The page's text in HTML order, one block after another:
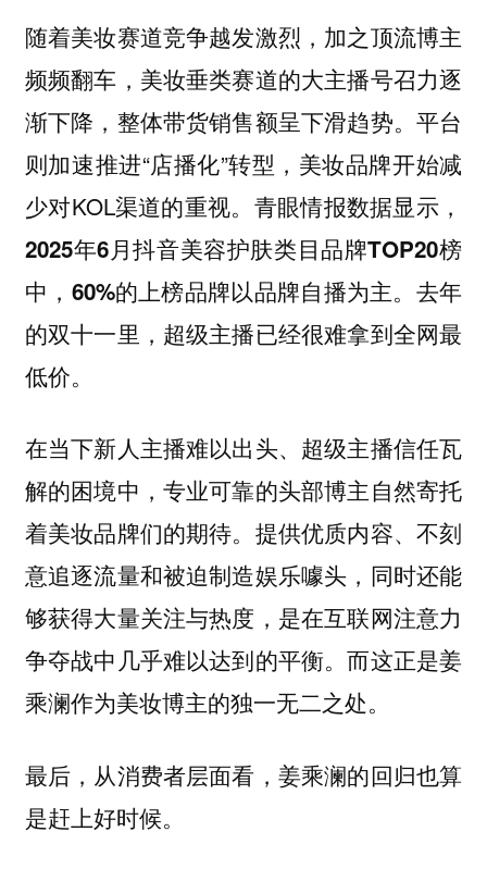
随着美妆赛道竞争越发激烈，加之顶流博主
频频翻车，美妆垂类赛道的大主播号召力逐
渐下降，整体带货销售额呈下滑趋势。平台
则加速推进“店播化”转型，美妆品牌开始减
少对KOL渠道的重视。 青眼情报数据显示，
2025年6月抖音美容护肤类目品牌TOP20榜
中，60%的上榜品牌以品牌自播为主。去年
的双十一里，超级主播已经很难拿到全网最
低价。
在当下新人主播难以出头、超级主播信任瓦
解的困境中，专业可靠的头部博主自然寄托
着美妆品牌们的期待。提供优质内容、不刻
意追逐流量和被迫制造娱乐噱头，同时还能
够获得大量关注与热度，是在互联网注意力
争夺战中几乎难以达到的平衡。而这正是姜
乘澜作为美妆博主的独一无二之处。
最后，从消费者层面看，姜乘澜的回归也算
是赶上好时候。